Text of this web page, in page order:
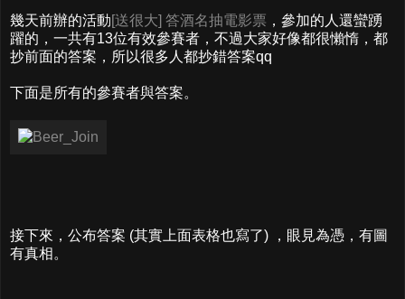
幾天前辦的活動[送很大] 答酒名抽電影票 ，參加的人還蠻踴
躍的，一共有13位有效參賽者，不過大家好像都很懶惰，都
抄前面的答案，所以很多人都抄錯答案qq
下面是所有的參賽者與答案。
接下來，公布答案 (其實上面表格也寫了) ，眼見為憑，有圖
有真相。